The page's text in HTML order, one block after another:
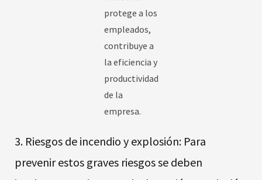
protege a los
empleados,
contribuye a
la eficiencia y
productividad
de la
empresa.
3. Riesgos de incendio y explosión: Para
prevenir estos graves riesgos se deben